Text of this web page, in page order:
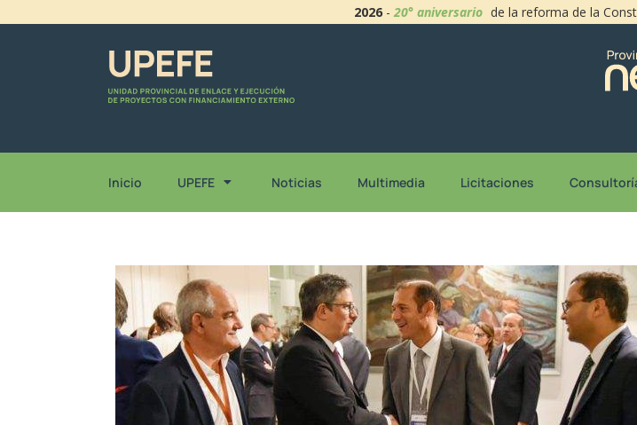
2026 -20° aniversario de la reforma de la
Inicio UPEFE Noticias Multimedia Licitaciones